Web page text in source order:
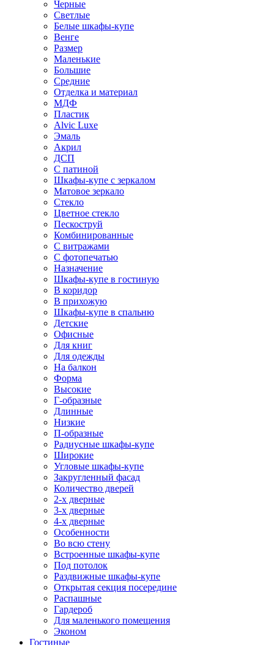
Черные
Светлые
Белые шкафы-купе
Венге
Размер
Маленькие
Большие
Средние
Отделка и материал
МДФ
Пластик
Alvic Luxe
Эмаль
Акрил
ДСП
С патиной
Шкафы-купе с зеркалом
Матовое зеркало
Стекло
Цветное стекло
Пескоструй
Комбинированные
С витражами
С фотопечатью
Назначение
Шкафы-купе в гостиную
В коридор
В прихожую
Шкафы-купе в спальню
Детские
Офисные
Для книг
Для одежды
На балкон
Форма
Высокие
Г-образные
Длинные
Низкие
П-образные
Радиусные шкафы-купе
Широкие
Угловые шкафы-купе
Закругленный фасад
Количество дверей
2-х дверные
3-х дверные
4-х дверные
Особенности
Во всю стену
Встроенные шкафы-купе
Под потолок
Раздвижные шкафы-купе
Открытая секция посередине
Распашные
Гардероб
Для маленького помещения
Эконом
Гостиные